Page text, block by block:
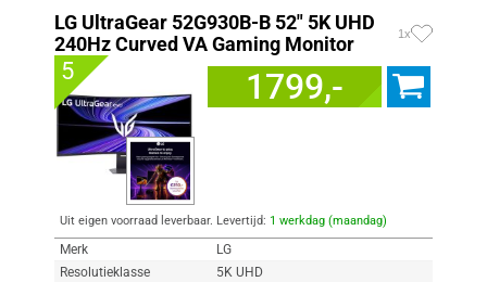
LG UltraGear 52G930B-B 52" 5K UHD
240Hz Curved VA Gaming Monitor
1x
5 1799,-
Uit eigen voorraad leverbaar. Levertijd: 1 werkdag (maandag)
Merk
LG
Resolutieklasse
5K UHD